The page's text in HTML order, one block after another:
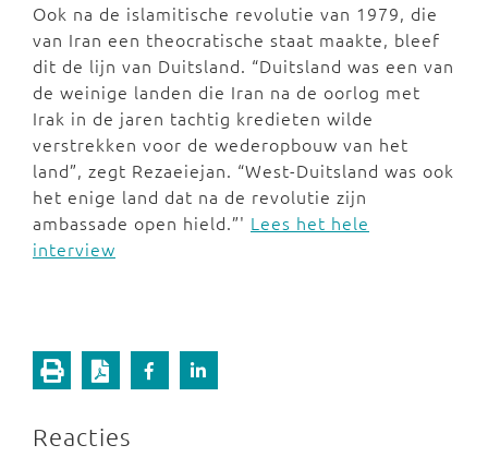
Ook na de islamitische revolutie van 1979, die
van Iran een theocratische staat maakte, bleef
dit de lijn van Duitsland. “Duitsland was een van
de weinige landen die Iran na de oorlog met
Irak in de jaren tachtig kredieten wilde
verstrekken voor de wederopbouw van het
land”, zegt Rezaeiejan. “West-Duitsland was ook
het enige land dat na de revolutie zijn
ambassade open hield.”' Lees het hele
interview
Reacties